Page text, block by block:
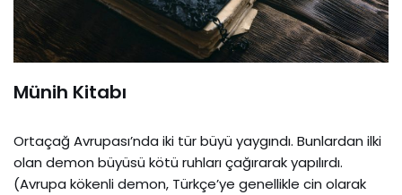
Münih Kitabı
Ortaçağ Avrupası’nda iki tür büyü yaygındı. Bunlardan ilki
olan demon büyüsü kötü ruhları çağırarak yapılırdı.
(Avrupa kökenli demon, Türkçe’ye genellikle cin olarak